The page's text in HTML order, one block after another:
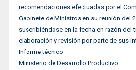
recomendaciones efectuadas por el
Gabinete de Ministros en su reunión del
suscribiéndose en la fecha en razón del
elaboración y revisión por parte de sus
Informe técnico
Ministerio de Desarrollo Productivo